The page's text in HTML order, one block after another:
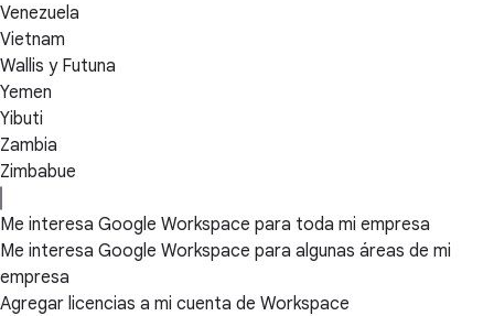
Venezuela
Vietnam
Wallis y Futuna
Yemen
Yibuti
Zambia
Zimbabue
Me interesa Google Workspace para toda mi empresa
Me interesa Google Workspace para algunas áreas de mi
empresa
Agregar licencias a mi cuenta de Workspace